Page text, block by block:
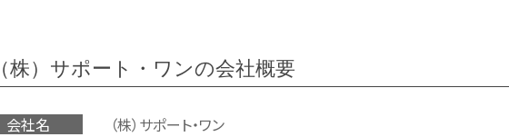
（株）サポート・ワンの会社概要
会社名
（株）サポート・ワン